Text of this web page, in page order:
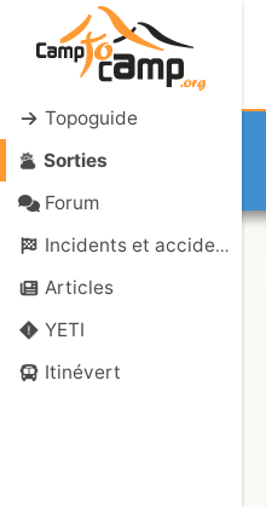
Topoguide
Sorties
Forum
Incidents et accidents
Articles
YETI
Itinévert